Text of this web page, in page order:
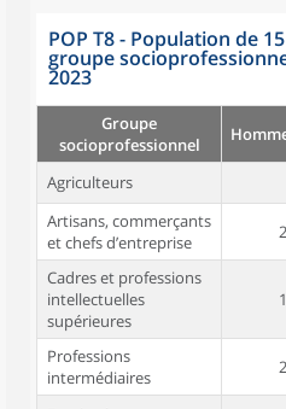
POP T8 - Population de
groupe
2023
Groupe
socioprofessionnel
Agriculteurs
Artisans, commerçants
et chefs d’entreprise
Cadres et professions
intellectuelles
supérieures
Professions
intermédiaires